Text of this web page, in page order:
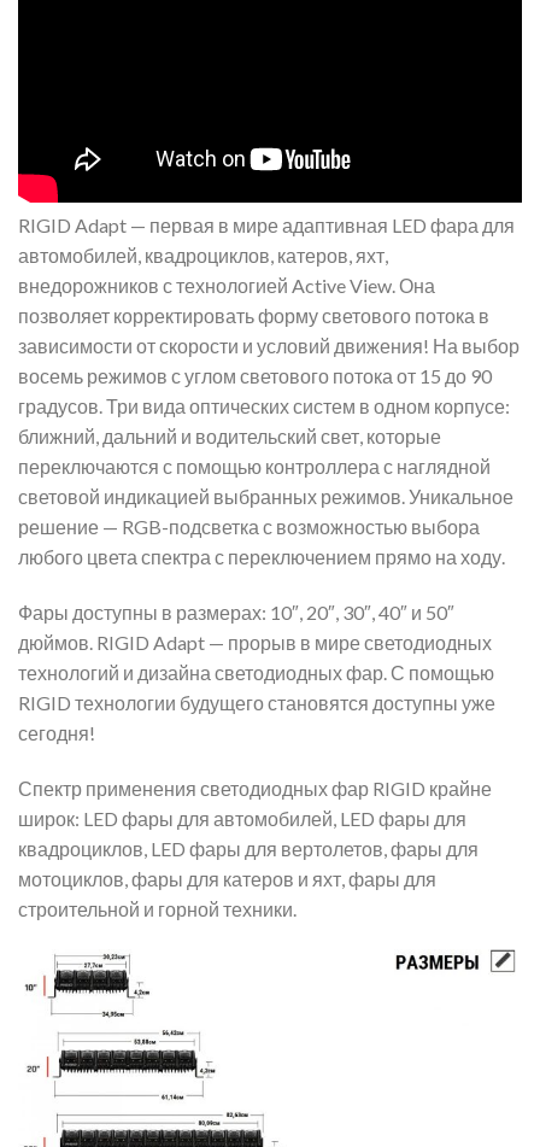
RIGID Adapt — первая в мире адаптивная LED фара для
автомобилей, квадроциклов, катеров, яхт,
внедорожников с технологией Active View. Она
позволяет корректировать форму светового потока в
зависимости от скорости и условий движения! На выбор
восемь режимов с углом светового потока от 15 до 90
градусов. Три вида оптических систем в одном корпусе:
ближний, дальний и водительский свет, которые
переключаются с помощью контроллера с наглядной
световой индикацией выбранных режимов. Уникальное
решение — RGB-подсветка с возможностью выбора
любого цвета спектра с переключением прямо на ходу.
Фары доступны в размерах: 10″, 20″, 30″, 40″ и 50″
дюймов. RIGID Adapt — прорыв в мире светодиодных
технологий и дизайна светодиодных фар. С помощью
RIGID технологии будущего становятся доступны уже
сегодня!
Спектр применения светодиодных фар RIGID крайне
широк: LED фары для автомобилей, LED фары для
квадроциклов, LED фары для вертолетов, фары для
мотоциклов, фары для катеров и яхт, фары для
строительной и горной техники.